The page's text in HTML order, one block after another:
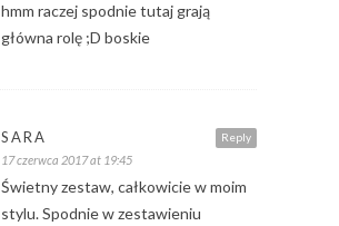
hmm raczej spodnie tutaj grają
główna rolę ;D boskie
Reply
SARA
17 czerwca 2017 at 19:45
Świetny zestaw, całkowicie w moim
stylu. Spodnie w zestawieniu